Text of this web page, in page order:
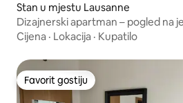
Stan u mjestu Lausanne
Dizajnerski apartman – pogled na
Cijena · Lokacija · Kupatilo
Favorit gostiju
Favorit gostiju